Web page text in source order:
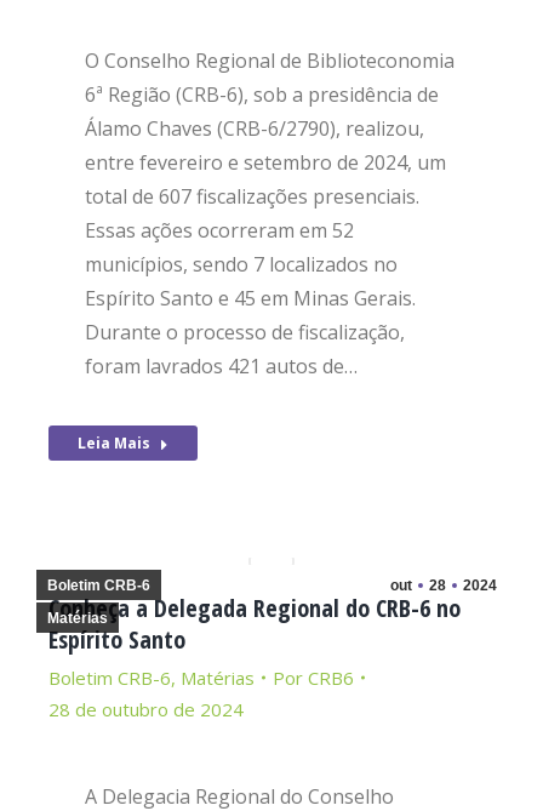
O Conselho Regional de Biblioteconomia
6ª Região (CRB-6), sob a presidência de
Álamo Chaves (CRB-6/2790), realizou,
entre fevereiro e setembro de 2024, um
total de 607 fiscalizações presenciais.
Essas ações ocorreram em 52
municípios, sendo 7 localizados no
Espírito Santo e 45 em Minas Gerais.
Durante o processo de fiscalização,
foram lavrados 421 autos de…
Leia Mais
out 28 2024
Boletim CRB-6
Matérias
Conheça a Delegada Regional do CRB-6 no
Espírito Santo
Boletim CRB-6, Matérias Por CRB6
28 de outubro de 2024
A Delegacia Regional do Conselho